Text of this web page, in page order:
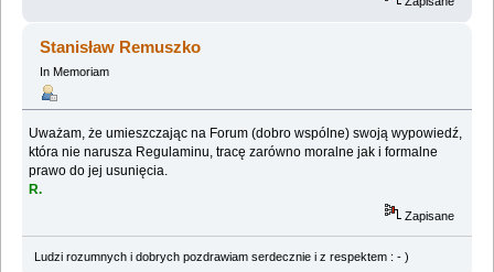
Stanisław Remuszko
In Memoriam
Uważam, że umieszczając na Forum (dobro wspólne) swoją wypowiedź,
która nie narusza Regulaminu, tracę zarówno moralne jak i formalne
prawo do jej usunięcia.
R.
Zapisane
Ludzi rozumnych i dobrych pozdrawiam serdecznie i z respektem : - )